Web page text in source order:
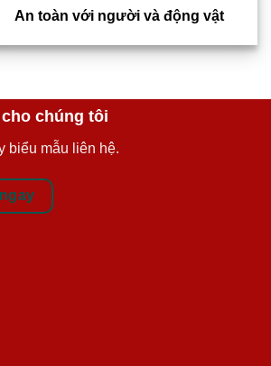
An toàn với người và động vật
chúng tôi
biểu mẫu liên hệ.